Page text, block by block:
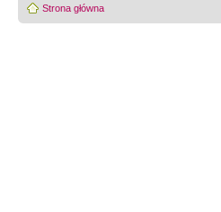
Strona główna